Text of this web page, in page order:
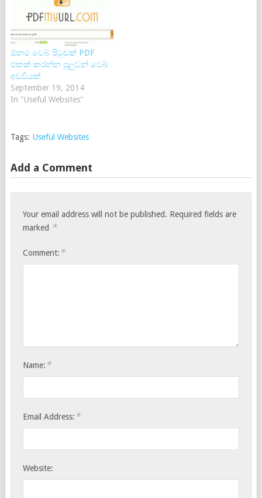
ඕනම වෙබ් පිටුවක් PDF
එකක් කරන්න පුලුවන් වෙබ්
අඩවියක්
September 19, 2014
In "Useful Websites"
Tags: Useful Websites
Add a Comment
Your email address will not be published. Required fields are
marked *
Comment: *
Name: *
Email Address: *
Website: